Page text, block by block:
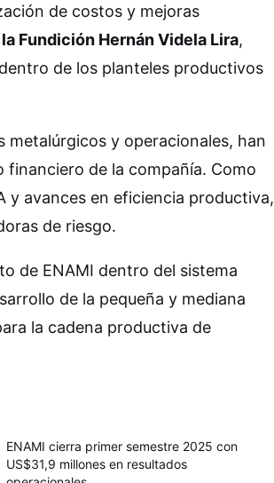
de costos y mejoras
Fundición Hernán Videla Lira,
de los planteles productivos
metalúrgicos y operacionales, han
de la compañía. Como
y avances en eficiencia productiva,
de riesgo.
de ENAMI dentro del sistema
de la pequeña y mediana
la cadena productiva de
ENAMI cierra primer semestre 2025 con
US$31,9 millones en resultados